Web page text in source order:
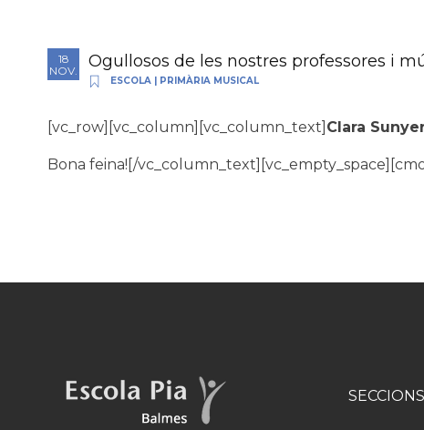
18
NOV.
Ogullosos de les nostres professores i
ESCOLA PRIMÀRIA MUSICAL
[vc_row][vc_column][vc_column_text] Clara
Bona feina![/
SECCIONS